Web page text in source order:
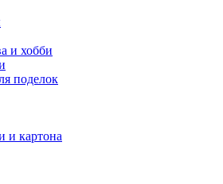
и хобби
поделок
и картона